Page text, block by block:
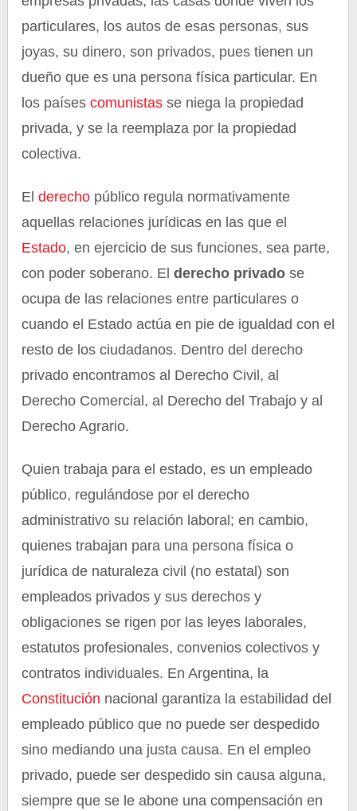
particulares, los autos de esas personas, sus
joyas, su dinero, son privados, pues tienen un
dueño que es una persona física particular. En
los paísescomunistas se niega la propiedad
privada, y se la reemplaza por la propiedad
colectiva.
Elderecho público regula normativamente
aquellas relaciones jurídicas en las que el
Estado, en ejercicio de sus funciones, sea parte,
con poder soberano. Elderecho privado se
ocupa de las relaciones entre particulares o
cuando el Estado actúa en pie de igualdad con el
resto de los ciudadanos. Dentro del derecho
privado encontramos al Derecho Civil, al
Derecho Comercial, al Derecho del Trabajo y al
Derecho Agrario.
Quien trabaja para el estado, es un empleado
público, regulándose por el derecho
administrativo su relación laboral; en cambio,
quienes trabajan para una persona física o
jurídica de naturaleza civil (no estatal) son
empleados privados y sus derechos y
obligaciones se rigen por las leyes laborales,
estatutos profesionales, convenios colectivos y
contratos individuales. En Argentina, la
Constitución nacional garantiza la estabilidad del
empleado público que no puede ser despedido
sino mediando una justa causa. En el empleo
privado, puede ser despedido sin causa alguna,
siempre que se le abone una compensación en